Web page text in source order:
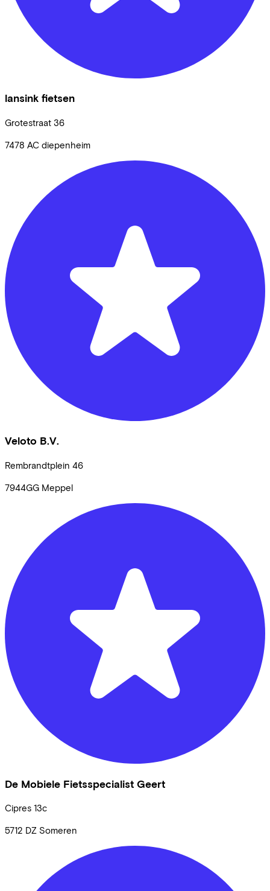
lansink fietsen
Grotestraat 36
7478 AC diepenheim
Veloto B.V.
Rembrandtplein 46
7944GG Meppel
De Mobiele Fietsspecialist Geert
Cipres 13c
5712 DZ Someren